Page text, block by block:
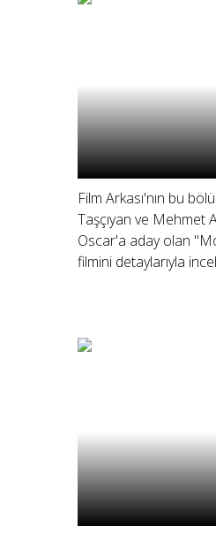
Film Arkası'nın bu
Taşçıyan ve Mehmet
Oscar'a aday olan
filmini detaylarıyla